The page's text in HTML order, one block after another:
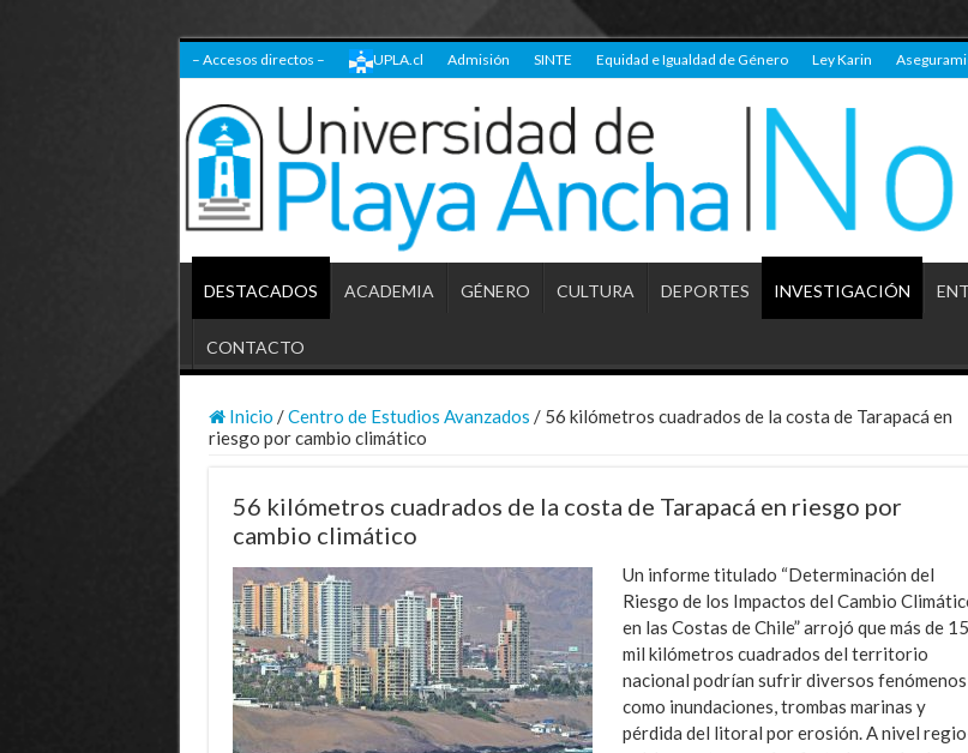
– Accesos directos – UPLA.cl Admisión SINTE Equidad e Igualdad de Género Ley Karin
DESTACADOS ACADEMIA GÉNERO CULTURA DEPORTES INVESTIGACIÓN
CONTACTO
Inicio /Centro de Estudios Avanzados / 56 kilómetros cuadrados de la costa de Tarapacá en
riesgo por cambio climático
56 kilómetros cuadrados de la costa de Tarapacá en riesgo por
cambio climático
Un informe titulado “Determinación del
Riesgo de los Impac­tos del Cambio
en las Costas de Chile” arrojó que más de 15
mil kilóme­tros cuadrados del territo­rio
nacional podrían sufrir diversos fenómenos
como inundaciones, trombas ma­rinas y
pérdida del litoral por erosión. A nivel